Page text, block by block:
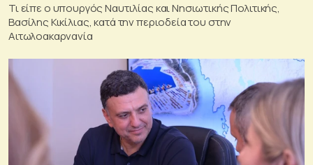
Τι είπε ο υπουργός Ναυτιλίας και Νησιωτικής Πολιτικής,
Βασίλης Κικίλιας, κατά την περιοδεία του στην
Αιτωλοακαρνανία